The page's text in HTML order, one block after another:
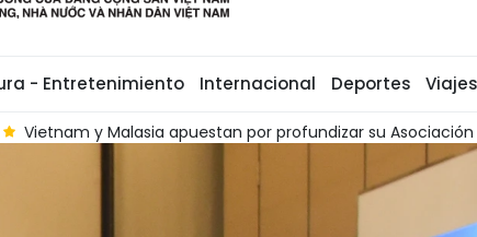
- Entretenimiento Internacional Deportes Viajes
Vietnam y Tailandia reafirman su compromiso con la